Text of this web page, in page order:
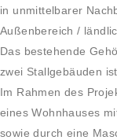
in unmittelbarer
Außenbereich /
Das bestehende
zwei Stallgebäuden
Im Rahmen des
eines Wohnhauses
sowie durch eine